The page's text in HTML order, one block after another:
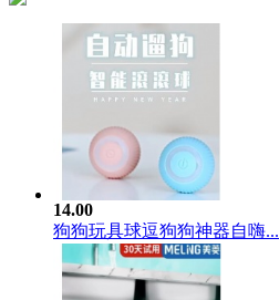
14.00
狗狗玩具球逗狗狗神器自嗨...